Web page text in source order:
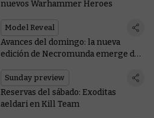
nuevos Warhammer Heroes
Model Reveal
Avances del domingo: la nueva
edición de Necromunda emerge de
Sunday preview
Reservas del sábado: Exoditas
aeldari en Kill Team